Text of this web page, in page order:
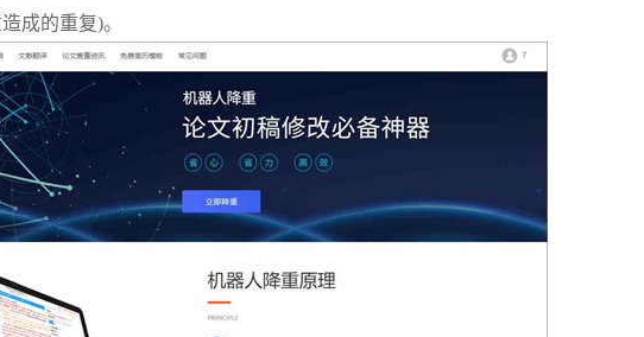
成的重复)。